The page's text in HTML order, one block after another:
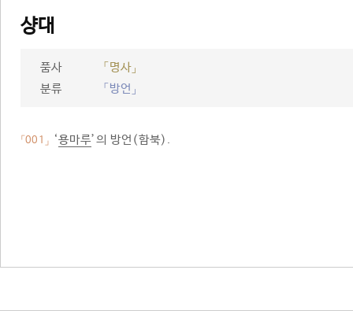
샹대
품사
「명사」
분류
「방언」
「001」 ‘용마루’의 방언(함북).